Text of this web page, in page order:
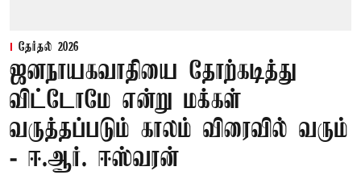
தேர்தல் 2026
ஜனநாயகவாதியை தோற்கடித்து
விட்டோமே என்று மக்கள்
வருத்தப்படும் காலம் விரைவில் வரும்
- ஈ.ஆர். ஈஸ்வரன்